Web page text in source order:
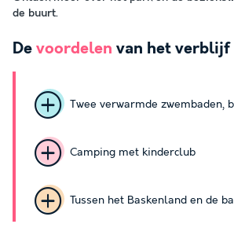
de buurt.
De voordelen van het verblijf
Twee verwarmde zwembaden,
Camping met kinderclub
Tussen het Baskenland en de